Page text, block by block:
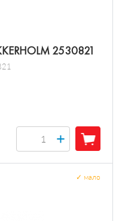
2530821
+
мало